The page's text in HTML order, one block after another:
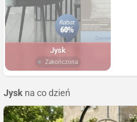
Jysk
Zakończona
Jysk na co dzień